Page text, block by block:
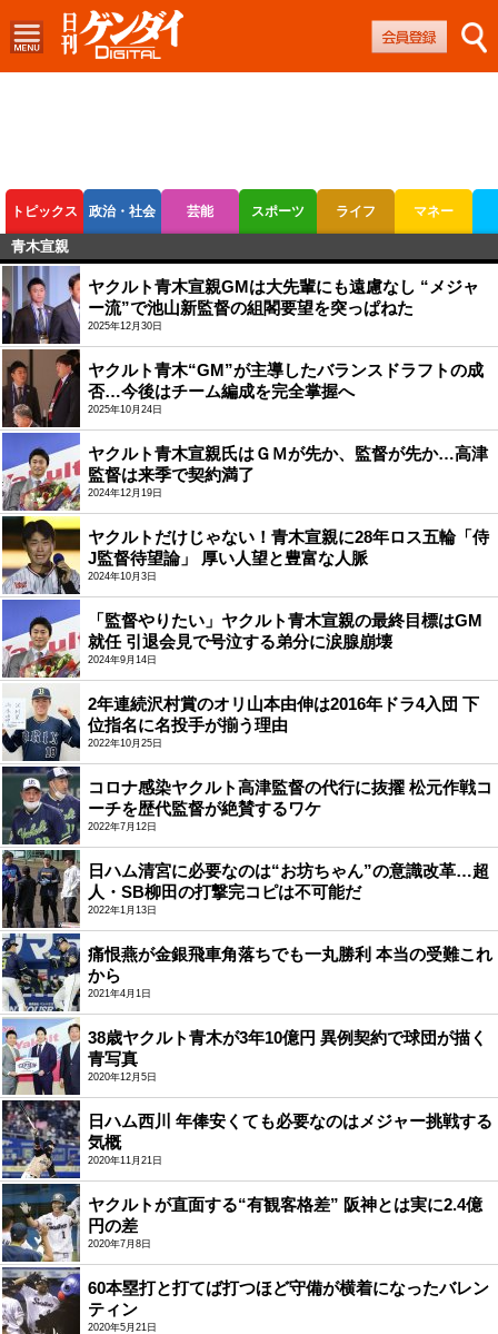
トピックス 政治・社会 芸能 スポーツ ライフ マネー
ボートレース
青木宣親
ヤクルト青木宣親GMは大先輩にも遠慮なし “メジャ
ー流”で池山新監督の組閣要望を突っぱねた
2025年12月30日
ヤクルト青木“GM”が主導したバランスドラフトの成
否…今後はチーム編成を完全掌握へ
2025年10月24日
ヤクルト青木宣親氏はＧＭが先か、監督が先か…高津
監督は来季で契約満了
2024年12月19日
ヤクルトだけじゃない！青木宣親に28年ロス五輪「侍
J監督待望論」 厚い人望と豊富な人脈
2024年10月3日
「監督やりたい」ヤクルト青木宣親の最終目標はGM
就任 引退会見で号泣する弟分に涙腺崩壊
2024年9月14日
2年連続沢村賞のオリ山本由伸は2016年ドラ4入団 下
位指名に名投手が揃う理由
2022年10月25日
コロナ感染ヤクルト高津監督の代行に抜擢 松元作戦コ
ーチを歴代監督が絶賛するワケ
2022年7月12日
日ハム清宮に必要なのは“お坊ちゃん”の意識改革…超
人・SB柳田の打撃完コピは不可能だ
2022年1月13日
痛恨燕が金銀飛車角落ちでも一丸勝利 本当の受難これ
から
2021年4月1日
38歳ヤクルト青木が3年10億円 異例契約で球団が描く
青写真
2020年12月5日
日ハム西川 年俸安くても必要なのはメジャー挑戦する
気概
2020年11月21日
ヤクルトが直面する“有観客格差” 阪神とは実に2.4億
円の差
2020年7月8日
60本塁打と打てば打つほど守備が横着になったバレン
ティン
2020年5月21日